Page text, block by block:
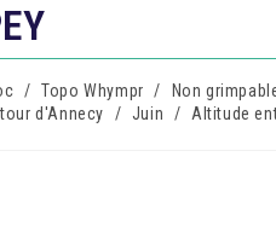
/ Topo Whympr / Non
d'Annecy
/ Juin / Altitude